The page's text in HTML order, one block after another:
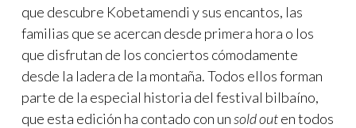
que descubre Kobetamendi y sus encantos, las
familias que se acercan desde primera hora o los
que disfrutan de los conciertos cómodamente
desde la ladera de la montaña. Todos ellos forman
parte de la especial historia del festival bilbaíno,
que esta edición ha contado con unsold outen todos